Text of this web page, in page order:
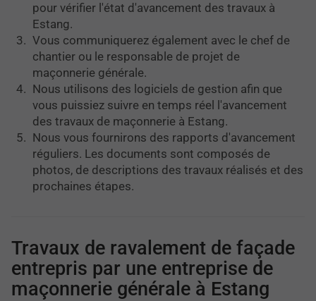
pour vérifier l'état d'avancement des travaux à
Estang.
Vous communiquerez également avec le chef de
chantier ou le responsable de projet de
maçonnerie générale.
Nous utilisons des logiciels de gestion afin que
vous puissiez suivre en temps réel l'avancement
des travaux de maçonnerie à Estang.
Nous vous fournirons des rapports d'avancement
réguliers. Les documents sont composés de
photos, de descriptions des travaux réalisés et des
prochaines étapes.
Travaux de ravalement de façade
entrepris par une entreprise de
maçonnerie générale à Estang